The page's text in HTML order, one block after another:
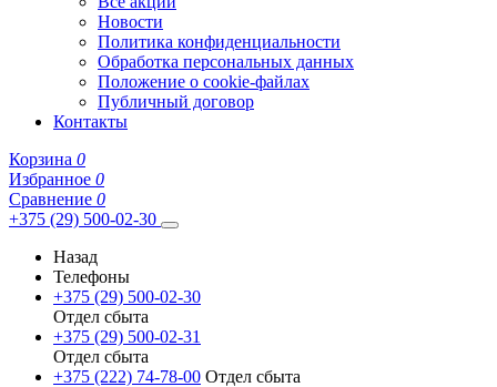
Новости
Политика конфиденциальности
Обработка персональных данных
Положение о cookie-файлах
Публичный договор
Контакты
Корзина 0
Избранное 0
Сравнение 0
+375 (29) 500-02-30
Назад
Телефоны
+375 (29) 500-02-30
Отдел сбыта
+375 (29) 500-02-31
Отдел сбыта
+375 (222) 74-78-00 Отдел сбыта